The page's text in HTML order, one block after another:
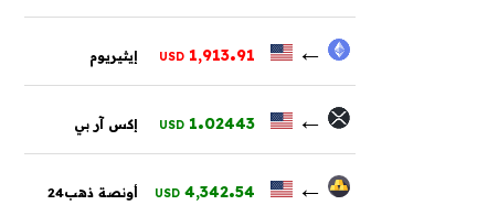
←
1,913.91
USD إيثيريوم
←
1.02443
USD إكس آر بي
←
4,342.54
USD أونصة ذهب24